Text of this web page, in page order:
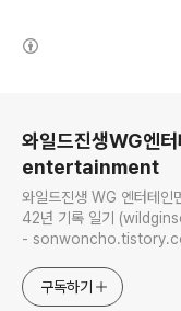
와일드진생WG엔
entertainment
와일드진생 WG 엔터테인
42년 기록 일기 (wildginseng.or.kr -
-
구독하기